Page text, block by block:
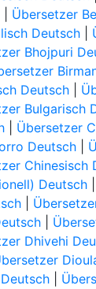
| Übersetzer
Deutsch|
Bhojpuri
Deutsch|
Bulgarisch
| Übersetzer
Deutsch|
Chinesisch
Deutsch|
|
|
Dhivehi
|